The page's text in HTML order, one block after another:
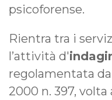
psicoforense.
Rientra tra i
l’attività d'
regolamentata
2000 n. 397, volta